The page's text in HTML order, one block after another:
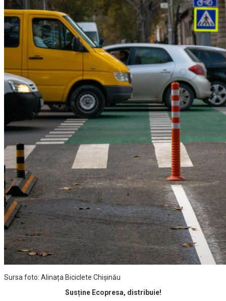
Sursa foto: Alinața Biciclete Chișinău
Susține Ecopresa, distribuie!